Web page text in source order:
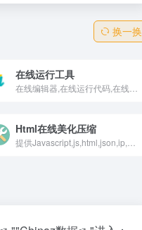
换一换
在线运行工具
Html在线美化压缩